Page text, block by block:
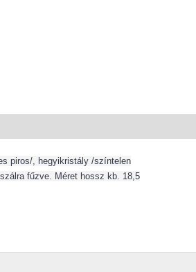
piros/, hegyikristály /színtelen
fűzve. Méret hossz kb. 18,5